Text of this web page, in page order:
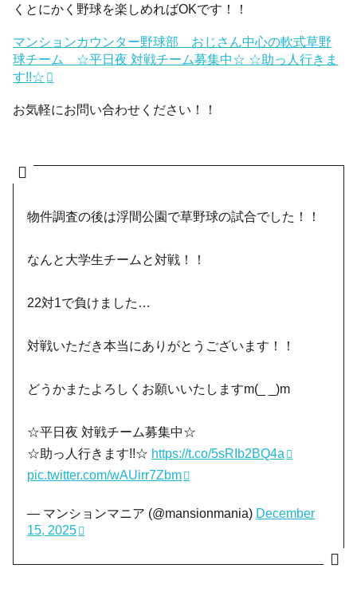
くとにかく野球を楽しめればOKです！！
マンションカウンター野球部 おじさん中心の軟式草野
球チーム ☆平日夜 対戦チーム募集中☆ ☆助っ人行きま
す!!☆
お気軽にお問い合わせください！！
物件調査の後は浮間公園で草野球の試合でした！！
なんと大学生チームと対戦！！
22対1で負けました…
対戦いただき本当にありがとうございます！！
どうかまたよろしくお願いいたしますm(_ _)m
☆平日夜 対戦チーム募集中☆
☆助っ人行きます!!☆ https://t.co/5sRIb2BQ4a
pic.twitter.com/wAUirr7Zbm
— マンションマニア (@mansionmania) December
15, 2025